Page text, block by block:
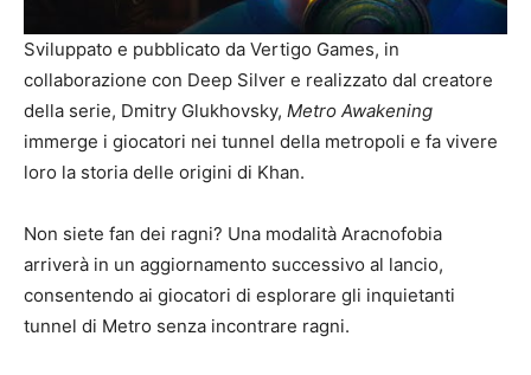
Sviluppato e pubblicato da Vertigo Games, in
collaborazione con Deep Silver e realizzato dal creatore
della serie, Dmitry Glukhovsky, Metro Awakening
immerge i giocatori nei tunnel della metropoli e fa vivere
loro la storia delle origini di Khan.
Non siete fan dei ragni? Una modalità Aracnofobia
arriverà in un aggiornamento successivo al lancio,
consentendo ai giocatori di esplorare gli inquietanti
tunnel di Metro senza incontrare ragni.